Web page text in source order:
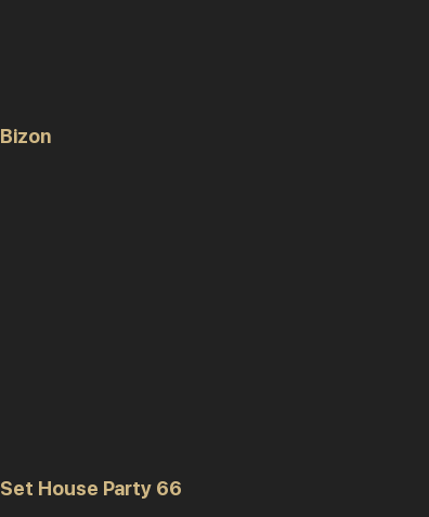
Bizon
Set House Party 66